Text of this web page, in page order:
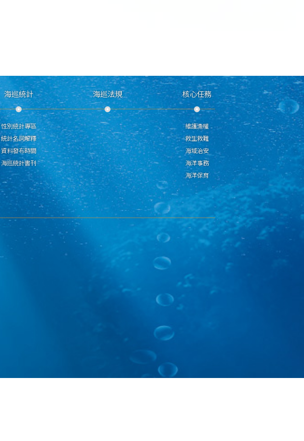
海巡統計
性別統計專區
統計名詞解釋
資料發布時間
海巡統計書刊
海巡法規 核心任務
維護漁權
救生救難
海域治安
海洋事務
海洋保育